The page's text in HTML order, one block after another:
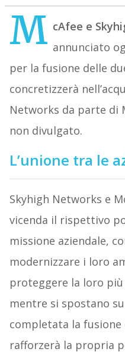
M cAfee e
annunciato
per la fusione delle
concretizzerà
Networks da parte di
non divulgato.
L’unione tra le
Skyhigh Networks e
vicenda il rispettivo
missione aziendale,
modernizzare i loro
proteggere la loro
mentre si spostano
completata la fusione
rafforzerà la propria